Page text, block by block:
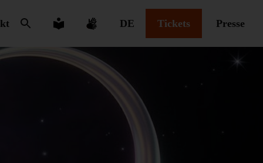
DE Tickets Presse